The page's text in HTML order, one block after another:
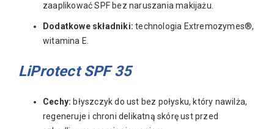
zaaplikować SPF bez naruszania makijażu.
Dodatkowe składniki:technologia Extremozymes®,
witamina E.
LiProtect SPF 35
Cechy: błyszczyk do ust bez połysku, który nawilża,
regeneruje i chroni delikatną skórę ust przed